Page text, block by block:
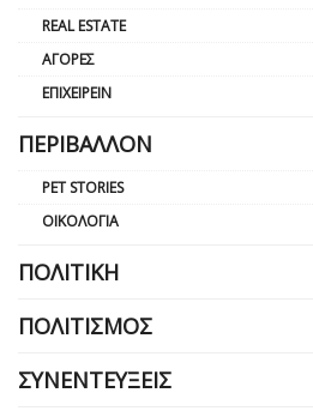
REAL ESTATE
ΑΓΟΡΈΣ
ΕΠΙΧΕΙΡΕΊΝ
ΠΕΡΙΒΆΛΛΟΝ
PET STORIES
ΟΙΚΟΛΟΓΊΑ
ΠΟΛΙΤΙΚΉ
ΠΟΛΙΤΙΣΜΌΣ
ΣΥΝΕΝΤΕΎΞΕΙΣ